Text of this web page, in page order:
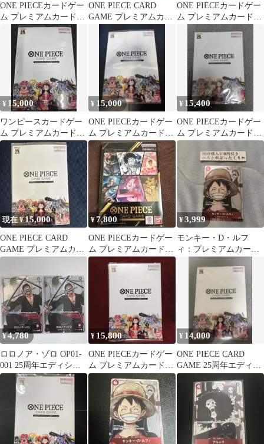
ONE PIECEカードゲー
ム プレミアムカードコ
レクション 25周年
ONE PIECE CARD
GAME プレミアムカー
ドコレクション 25周年
ONE PIECEカードゲー
ム プレミアムカードコ
レクション25周年
¥ 15,000
ワンピースカードゲー
ム プレミアムカードコ
レクション25周年エデ
ィション
¥ 15,000
ONE PIECEカードゲー
ム プレミアムカードコ
レクション 25周年
¥ 15,400
ONE PIECEカードゲー
ム プレミアムカードコ
レクション 25周年
現在 ¥15,000
ONE PIECE CARD
GAME プレミアムカー
ドコレクション 25周年
¥7,800
ONE PIECEカードゲー
ム プレミアムカードコ
レクション -6
¥3,999
モンキー・D・ルフ
ィ：プレミアムカード
コレクション 25周年エ
ディション P …
¥ 4,780
ロロノア・ゾロ OP01-
001 25周年エディショ
ン ワンピースカード 2
¥ 15,800
ONE PIECEカードゲー
ム プレミアムカードコ
レクション 25周年
¥ 14,000
ONE PIECE CARD
GAME 25周年エディシ
ョン